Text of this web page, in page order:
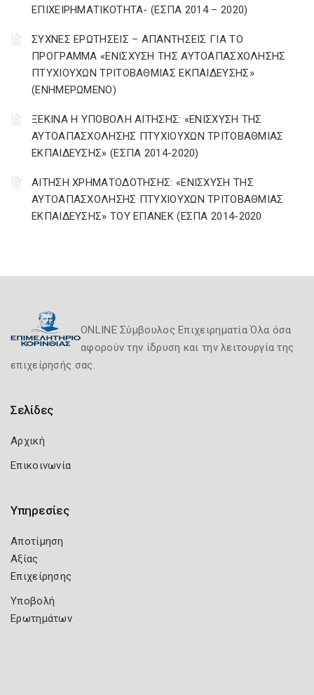
ΕΠΙΧΕΙΡΗΜΑΤΙΚΟΤΗΤΑ- (ΕΣΠΑ 2014 – 2020)
ΣΥΧΝΕΣ ΕΡΩΤΗΣΕΙΣ – ΑΠΑΝΤΗΣΕΙΣ ΓΙΑ ΤΟ
ΠΡΟΓΡΑΜΜΑ «ΕΝΙΣΧΥΣΗ ΤΗΣ ΑΥΤΟΑΠΑΣΧΟΛΗΣΗΣ
ΠΤΥΧΙΟΥΧΩΝ ΤΡΙΤΟΒΑΘΜΙΑΣ ΕΚΠΑΙΔΕΥΣΗΣ»
(ΕΝΗΜΕΡΩΜΕΝΟ)
ΞΕΚΙΝΑ Η ΥΠΟΒΟΛΗ ΑΙΤΗΣΗΣ: «ΕΝΙΣΧΥΣΗ ΤΗΣ
ΑΥΤΟΑΠΑΣΧΟΛΗΣΗΣ ΠΤΥΧΙΟΥΧΩΝ ΤΡΙΤΟΒΑΘΜΙΑΣ
ΕΚΠΑΙΔΕΥΣΗΣ» (ΕΣΠΑ 2014-2020)
ΑΙΤΗΣΗ ΧΡΗΜΑΤΟΔΟΤΗΣΗΣ: «ΕΝΙΣΧΥΣΗ ΤΗΣ
ΑΥΤΟΑΠΑΣΧΟΛΗΣΗΣ ΠΤΥΧΙΟΥΧΩΝ ΤΡΙΤΟΒΑΘΜΙΑΣ
ΕΚΠΑΙΔΕΥΣΗΣ» ΤΟΥ ΕΠΑΝΕΚ (ΕΣΠΑ 2014-2020
ONLINE Σύμβουλος Επιχειρηματία Όλα όσα
αφορούν την ίδρυση και την λειτουργία της
επιχείρησής σας.
Σελίδες
Αρχική
Επικοινωνία
Υπηρεσίες
Αποτίμηση
Αξίας
Επιχείρησης
Υποβολή
Ερωτημάτων